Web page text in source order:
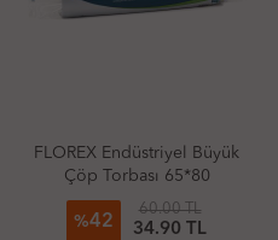
FLOREX Endüstriyel Büyük
Çöp Torbası 65*80
%42
60.00 TL
34.90 TL